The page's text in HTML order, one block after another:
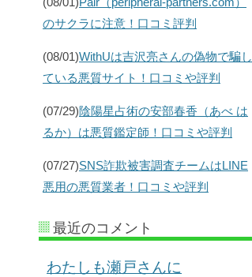
のサクラに注意！口コミ評判
(08/01)WithUは吉沢亮さんの偽物で騙し
ている悪質サイト！口コミや評判
(07/29)陰陽星占術の安部春香（あべ は
るか）は悪質鑑定師！口コミや評判
(07/27)SNS詐欺被害調査チームはLINE
悪用の悪質業者！口コミや評判
最近のコメント
わたしも瀬戸さんに